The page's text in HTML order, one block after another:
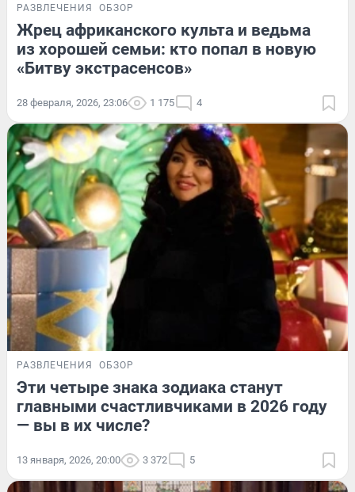
РАЗВЛЕЧЕНИЯ ОБЗОР
Жрец африканского культа и ведьма
из хорошей семьи: кто попал в новую
«Битву экстрасенсов»
28 февраля, 2026, 23:06 1 175 4
РАЗВЛЕЧЕНИЯ ОБЗОР
Эти четыре знака зодиака станут
главными счастливчиками в 2026 году
— вы в их числе?
13 января, 2026, 20:00 3 372 5